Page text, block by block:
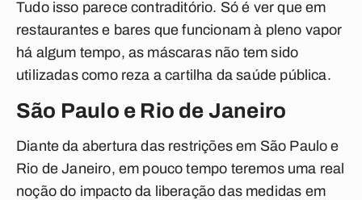
Tudo isso parece contraditório. Só é ver que em
restaurantes e bares que funcionam à pleno vapor
há algum tempo, as máscaras não tem sido
utilizadas como reza a cartilha da saúde pública.
São Paulo e Rio de Janeiro
Diante da abertura das restrições em São Paulo e
Rio de Janeiro, em pouco tempo teremos uma real
noção do impacto da liberação das medidas em